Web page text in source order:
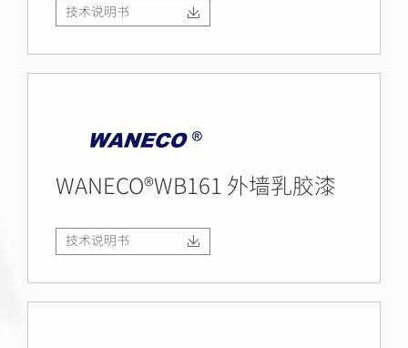
技术说明书
WANECO®WB161 外墙乳胶漆
技术说明书